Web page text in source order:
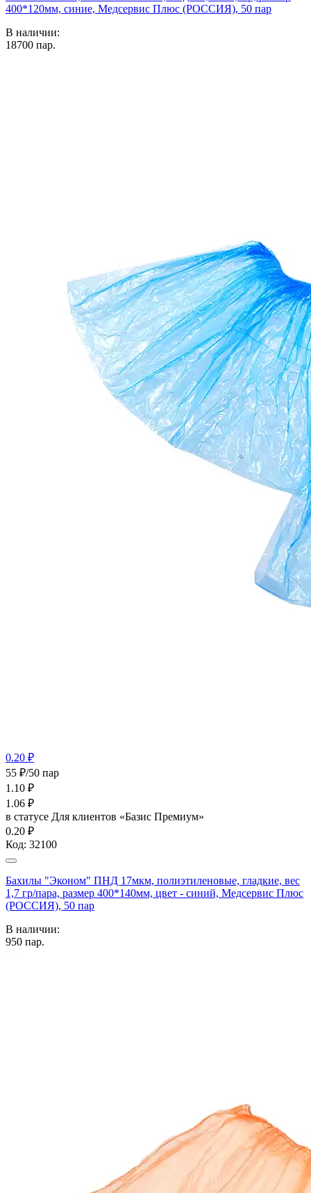
400*120мм, синие, Медсервис Плюс (РОССИЯ), 50 пар
В наличии:
18700 пар.
0.20 ₽
55 ₽/50 пар
1.10 ₽
1.06 ₽
в статусе Для клиентов «Базис Премиум»
0.20 ₽
Код: 32100
Бахилы "Эконом" ПНД 17мкм, полиэтиленовые, гладкие, вес
1,7 гр/пара, размер 400*140мм, цвет - синий, Медсервис Плюс
(РОССИЯ), 50 пар
В наличии:
950 пар.